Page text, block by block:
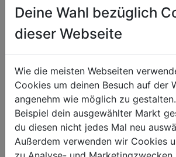
VERGLEICHEN
Technische Daten
geeignet für
neue und
Untergrund
Pergolen,
Deine Wahl bezüglich
dieser Webseite
Wie die meisten Webseiten
Cookies um deinen Besuch auf der
angenehm wie möglich zu
Beispiel dein ausgewählter Markt
du diesen nicht jedes Mal neu
Außerdem verwenden wir Cookies